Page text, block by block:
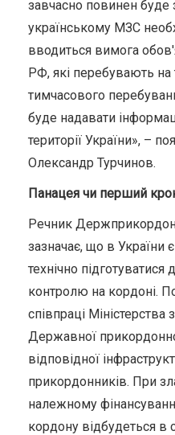
завчасно повинен буде
українському МЗС
вводиться вимога
РФ, які перебувають на
тимчасового
буде надавати
території України», –
Олександр Турчинов.
Панацея чи перший
Речник
зазначає, що в України
технічно
контролю на кордоні.
співпраці
Державної
відповідної
прикордонників. При
належному
кордону відбудеться в